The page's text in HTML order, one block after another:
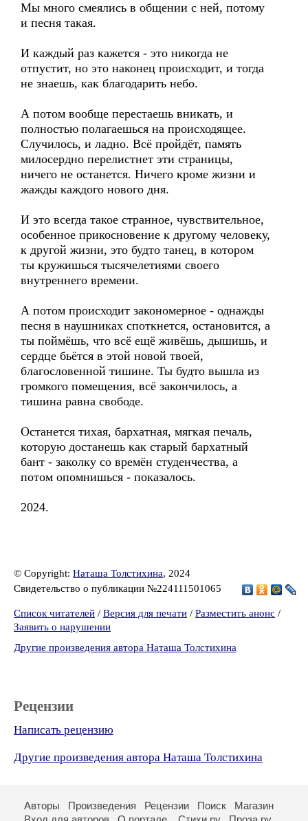
Мы много смеялись в общении с ней, потому
и песня такая.
И каждый раз кажется - это никогда не
отпустит, но это наконец происходит, и тогда
не знаешь, как благодарить небо.
А потом вообще перестаешь вникать, и
полностью полагаешься на происходящее.
Случилось, и ладно. Всё пройдёт, память
милосердно перелистнет эти страницы,
ничего не останется. Ничего кроме жизни и
жажды каждого нового дня.
И это всегда такое странное, чувствительное,
особенное прикосновение к другому человеку,
к другой жизни, это будто танец, в котором
ты кружишься тысячелетиями своего
внутреннего времени.
А потом происходит закономерное - однажды
песня в наушниках споткнется, остановится, а
ты поймёшь, что всё ещё живёшь, дышишь, и
сердце бьётся в этой новой твоей,
благословенной тишине. Ты будто вышла из
громкого помещения, всё закончилось, а
тишина равна свободе.
Останется тихая, бархатная, мягкая печаль,
которую достанешь как старый бархатный
бант - заколку со времён студенчества, а
потом опомнишься - показалось.
2024.
© Copyright: Наташа Толстихина, 2024
Свидетельство о публикации №224111501065
Список читателей / Версия для печати / Разместить анонс /
Заявить о нарушении
Другие произведения автора Наташа Толстихина
Рецензии
Написать рецензию
Другие произведения автора Наташа Толстихина
Авторы Произведения Рецензии Поиск
Магазин